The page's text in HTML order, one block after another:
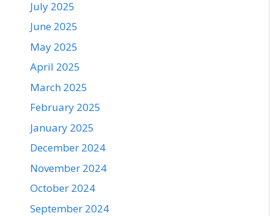
July 2025
June 2025
May 2025
April 2025
March 2025
February 2025
January 2025
December 2024
November 2024
October 2024
September 2024